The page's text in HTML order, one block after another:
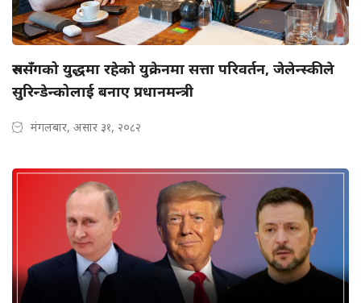
रुससँगको युद्धमा रहेको युक्रेनमा सत्ता परिवर्तन, जेलेन्स्कीले
सुरिन्डेन्कोलाई बनाए प्रधानमन्त्री
मंगलबार, असार ३१, २०८२